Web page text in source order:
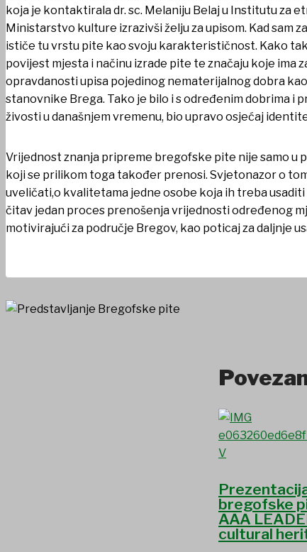
PROIZVODI IZ OPĆINE
KONTAKT
koja je kontaktirala dr. sc. Melaniju Belaj u Institutu za
Ministarstvo kulture izrazivši želju za upisom. Kad sam
ističe tu vrstu pite kao svoju karakterističnost. Kako
povijest mjesta i načinu izrade pite te značaju koje ima
opravdanosti upisa pojedinog nematerijalnog dobra
stanovnike Brega. Tako je bilo i s određenim dobrima i
živosti u današnjem vremenu, bio upravo osjećaj
Vrijednost znanja pripreme bregofske pite nije samo u
koji se prilikom toga također prenosi. Svjetonazor o
uveličati,o kvalitetama jedne osobe koja ih treba
čitav jedan proces prenošenja vrijednosti određenog
motivirajući za područje Bregov, kao poticaj za daljnje
bregofske
AAA
cultural